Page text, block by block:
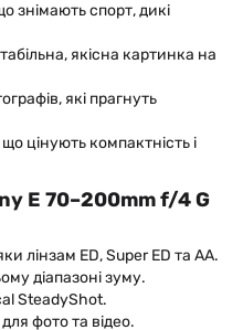
знімають спорт, дикі
якісна картинка на
які прагнуть
цінують компактність і
E 70–200mm f/4 G
лінзам ED, Super ED та AA.
діапазоні зуму.
SteadyShot.
фото та відео.